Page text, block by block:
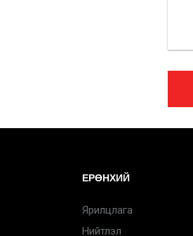
ЕРӨНХИЙ
Ярилцлага
Нийтлэл